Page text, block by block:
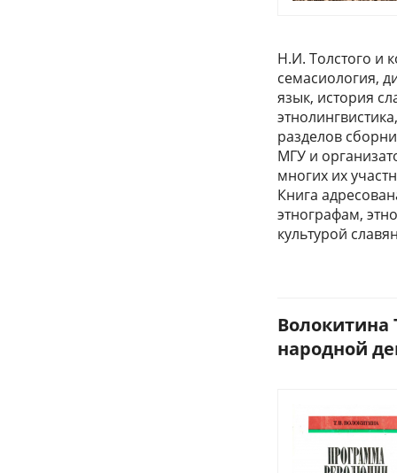
Н.И. Толстого и
семасиология,
язык, история
разделов
МГУ и
многих их
Книга
этнографам,
культурой
народной